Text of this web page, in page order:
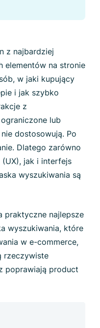
z najbardziej
elementów na stronie
w jaki kupujący
i jak szybko
z
lub
dostosowują. Po
Dlatego zarówno
jak i interfejs
wyszukiwania są
praktyczne najlepsze
wyszukiwania, które
w e-commerce,
rzeczywiste
poprawiają product